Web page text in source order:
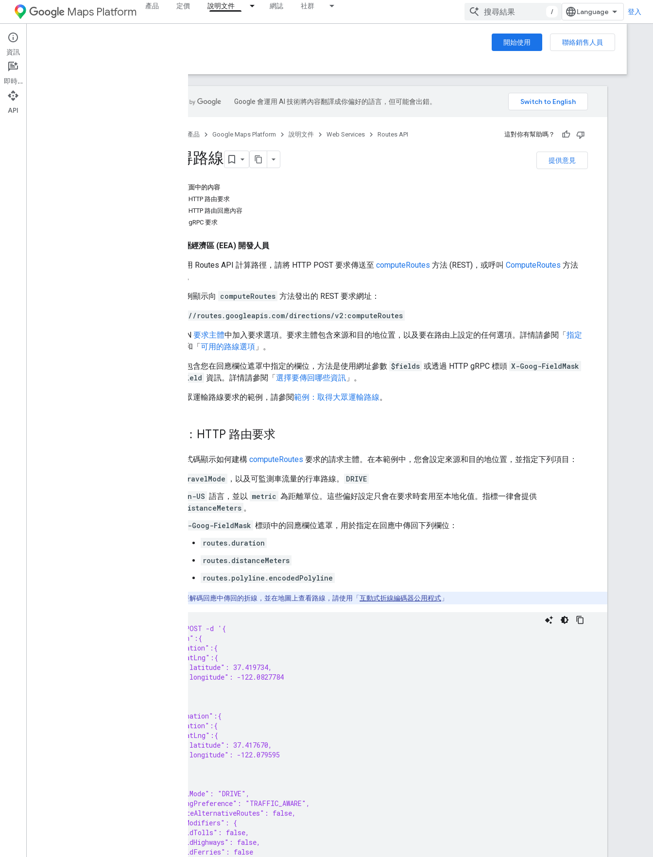
Maps Platform 產品 定價 說明文件 網誌 社群
/ 登入
Web Services 開始使用
聯絡銷售人員
指南
Google 會運用 AI 技術將內容翻譯成你偏好的語言，但可能會出錯。
產品 Google Maps Platform 說明文件 Web Services Routes API 這對你有幫助嗎？
提供意見
取得路線
這個頁面中的內容
範例：HTTP 路由要求
範例：HTTP 路由回應內容
範例：gRPC 要求
歐洲經濟區 (EEA) 開發人員
如要使用 Routes API 計算路徑，請將 HTTP POST 要求傳送至 computeRoutes 方法 (REST)，或呼叫 ComputeRoutes 方法
(gRPC)。
以下範例顯示向 computeRoutes 方法發出的 REST 要求網址：
https://routes.googleapis.com/directions/v2:computeRoutes
在 JSON 要求主體中加入要求選項。要求主體包含來源和目的地位置，以及要在路由上設定的任何選項。詳情請參閱「指定
」和「可用的路線選項 」。
回應會包含您在回應欄位遮罩中指定的欄位，方法是使用網址參數 $fields 或透過 HTTP gRPC 標頭 X-Goog-FieldMask
field 資訊。詳情請參閱「選擇要傳回哪些資訊 」。
如需大眾運輸路線要求的範例，請參閱範例：取得大眾運輸路線。
範例：HTTP 路由要求
下列程式碼顯示如何建構 computeRoutes 要求的請求主體。在本範例中，您會設定來源和目的地位置，並指定下列項目：
travelMode ，以及可監測車流量的行車路線。
DRIVE
en-US 語言，並以 metric 為距離單位。這些偏好設定只會在要求時套用至本地化值。指標一律會提供
distanceMeters 。
X-Goog-FieldMask 標頭中的回應欄位遮罩，用於指定在回應中傳回下列欄位：
routes.duration
routes.distanceMeters
routes.polyline.encodedPolyline
如要解碼回應中傳回的折線，並在地圖上查看路線，請使用「 互動式折線編碼器公用程式 」
curl -X POST -d '{
  "origin":{
    "location":{
      "latLng":{
        "latitude": 37.419734,
        "longitude": -122.0827784
  "destination":{
    "location":{
      "latLng":{
        "latitude": 37.417670,
        "longitude": -122.079595
  "travelMode": "DRIVE",
  "routingPreference": "TRAFFIC_AWARE",
  "computeAlternativeRoutes": false,
  "routeModifiers": {
    "avoidTolls": false,
    "avoidHighways": false,
    "avoidFerries": false
資訊
即時通訊
API